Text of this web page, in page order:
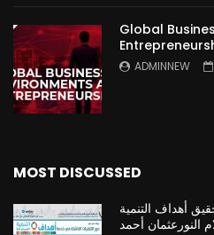
Global
ADMINNEW
MOST DISCUSSED
أهداف التنمية
النورعثمان أحمد